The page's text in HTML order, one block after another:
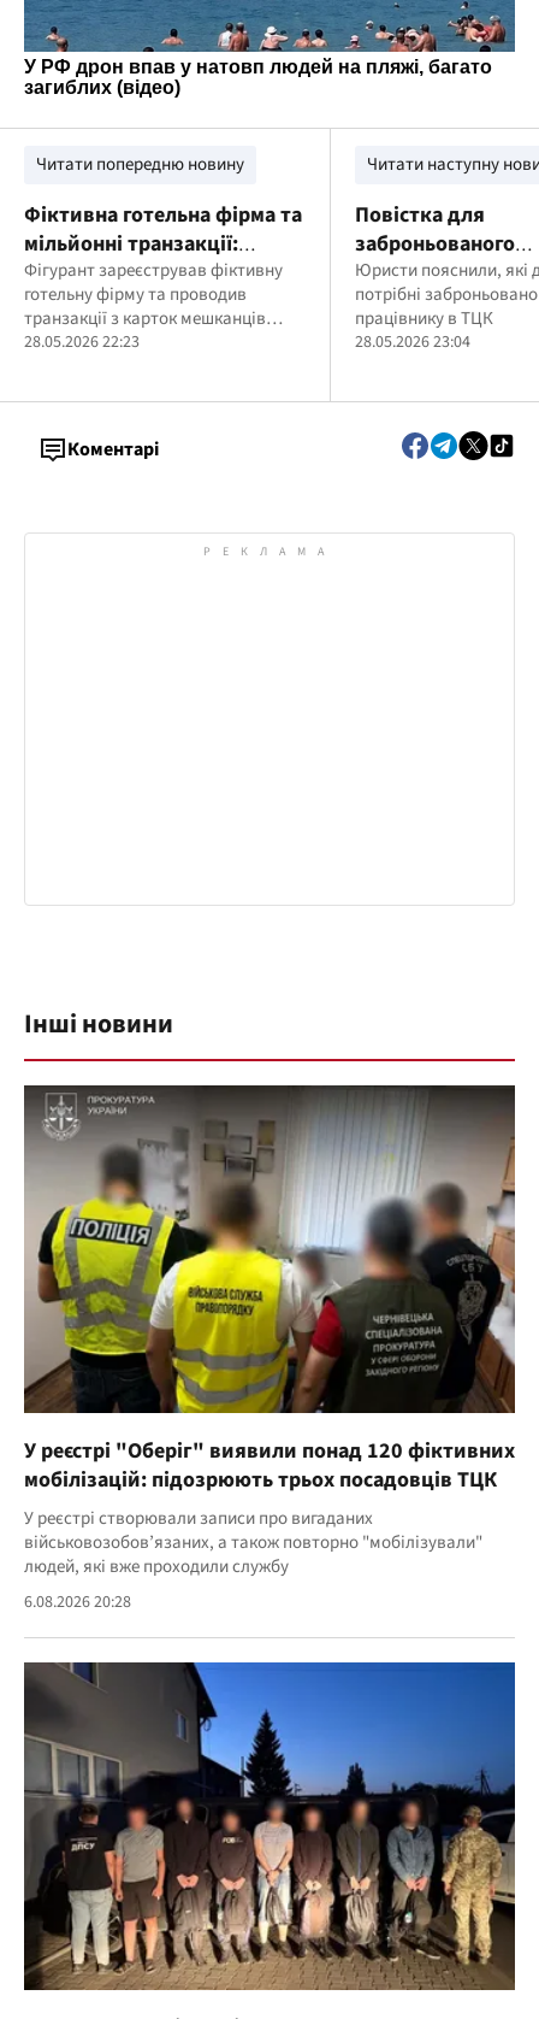
Читати попередню новину
Фіктивна готельна фірма та
мільйонні транзакції:
кіберполіція викрила
афериста
Фігурант зареєстрував фіктивну
готельну фірму та проводив
транзакції з карток мешканців
Сінгапуру і Гонконгу
28.05.2026 22:23
Читати наступну
Повістка для
заброньованого
працівника: які
потрібно взяти з
ТЦК
Юристи пояснили, які
потрібні
працівнику в ТЦК
28.05.2026 23:04
Коментарі
Інші новини
У реєстрі "Оберіг" виявили понад 120 фіктивних
мобілізацій: підозрюють трьох посадовців ТЦК
У реєстрі створювали записи про вигаданих
військовозобов’язаних, а також повторно "мобілізували"
людей, які вже проходили службу
6.08.2026 20:28